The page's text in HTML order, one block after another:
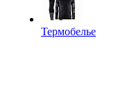
Термобелье